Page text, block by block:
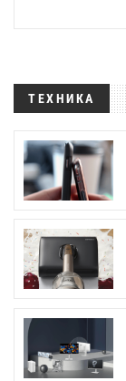
ТЕХНИКА